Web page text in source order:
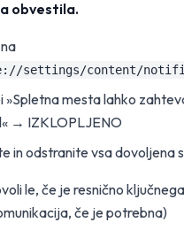
obvestila.
settings/content/
»Spletna mesta lahko
→ IZKLOPLJENO
in odstranite vsa dovoljena
le, če je resnično
če je potrebna)